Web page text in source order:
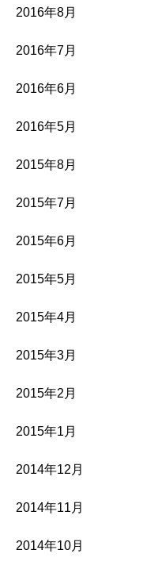
2016年8月
2016年7月
2016年6月
2016年5月
2015年8月
2015年7月
2015年6月
2015年5月
2015年4月
2015年3月
2015年2月
2015年1月
2014年12月
2014年11月
2014年10月